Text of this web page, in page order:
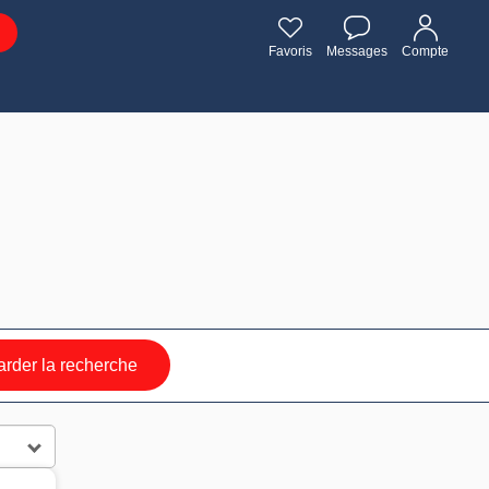
Favoris Messages Compte
la recherche